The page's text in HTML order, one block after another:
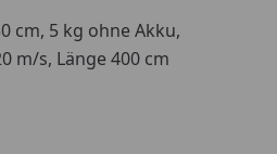
cm, 5 kg ohne Akku,
m/s, Länge 400 cm